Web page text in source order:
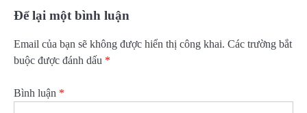
Để lại một bình luận
Email của bạn sẽ không được hiển thị công khai. Các trường bắt
buộc được đánh dấu *
Bình luận *